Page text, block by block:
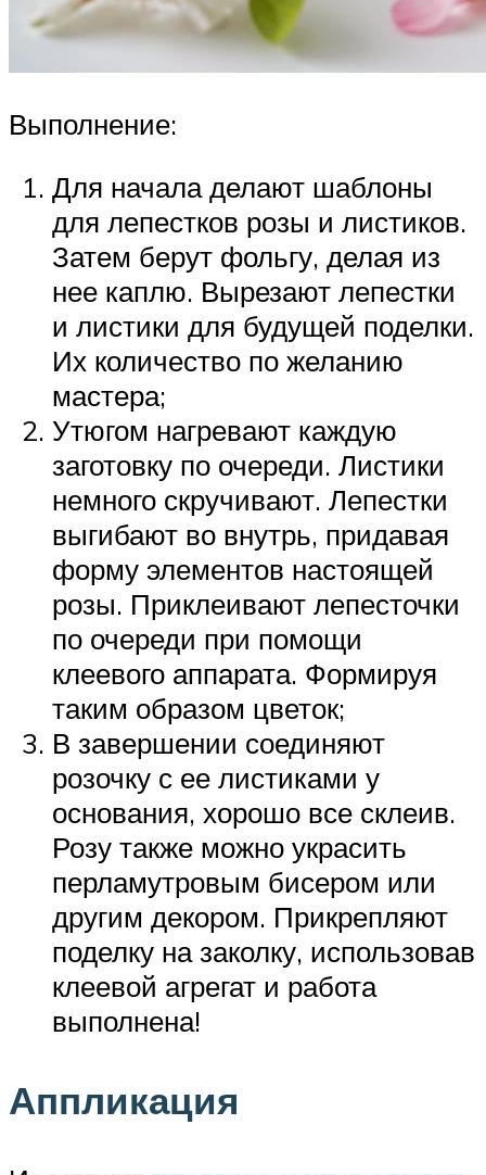
Выполнение:
Для начала делают шаблоны
для лепестков розы и листиков.
Затем берут фольгу, делая из
нее каплю. Вырезают лепестки
и листики для будущей поделки.
Их количество по желанию
мастера;
Утюгом нагревают каждую
заготовку по очереди. Листики
немного скручивают. Лепестки
выгибают во внутрь, придавая
форму элементов настоящей
розы. Приклеивают лепесточки
по очереди при помощи
клеевого аппарата. Формируя
таким образом цветок;
В завершении соединяют
розочку с ее листиками у
основания, хорошо все склеив.
Розу также можно украсить
перламутровым бисером или
другим декором. Прикрепляют
поделку на заколку, использовав
клеевой агрегат и работа
выполнена!
Аппликация